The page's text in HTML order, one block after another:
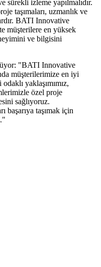
sürekli izleme yapılmalıdır.
taşımaları, uzmanlık ve
BATI Innovative
müşterilere en yüksek
ve bilgisini
"BATI Innovative
müşterilerimize en iyi
yaklaşımımız,
özel proje
sağlıyoruz.
başarıya taşımak için